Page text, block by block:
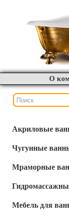
О
Акриловые
Чугунные
Мраморные
Мебель для